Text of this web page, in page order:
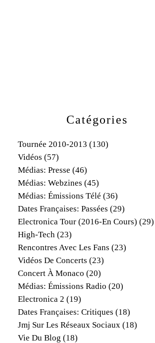
Catégories
Tournée 2010-2013 (130)
Vidéos (57)
Médias: Presse (46)
Médias: Webzines (45)
Médias: Émissions Télé (36)
Dates Françaises: Passées (29)
Electronica Tour (2016-En Cours) (29)
High-Tech (23)
Rencontres Avec Les Fans (23)
Vidéos De Concerts (23)
Concert À Monaco (20)
Médias: Émissions Radio (20)
Electronica 2 (19)
Dates Françaises: Critiques (18)
Jmj Sur Les Réseaux Sociaux (18)
Vie Du Blog (18)